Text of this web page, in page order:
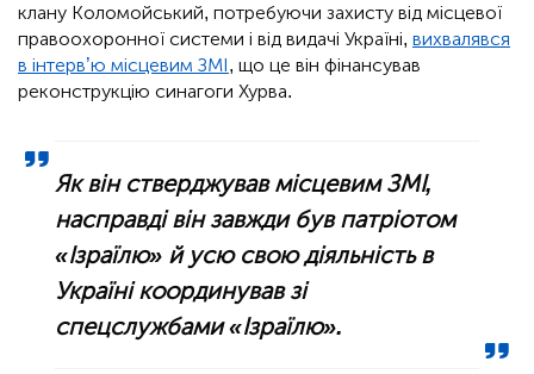
клану Коломойський, потребуючи захисту від місцевої
правоохоронної системи і від видачі Україні, вихвалявся
в інтерв’ю місцевим ЗМІ, що це він фінансував
реконструкцію синагоги Хурва.
Як він стверджував місцевим ЗМІ,
насправді він завжди був патріотом
«Ізраїлю» й усю свою діяльність в
Україні координував зі
спецслужбами «Ізраїлю».